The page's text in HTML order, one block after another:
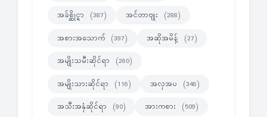
အခ်စ္ဆိုင္ရာ (387) အင်တာဗျုး (288)
အစားအသောက် (397) အဆိုအမိန့် (27)
အမျိုးသမီးဆိုင်ရာ (260)
အမျိုးသားဆိုင်ရာ (116) အလှအပ (346)
အသီးအနှံဆိုင်ရာ (90) အားကစား (509)